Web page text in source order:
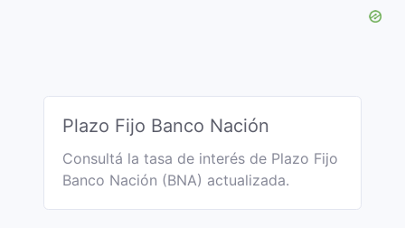
Plazo Fijo Banco Nación
Consultá la tasa de interés de Plazo Fijo
Banco Nación (BNA) actualizada.